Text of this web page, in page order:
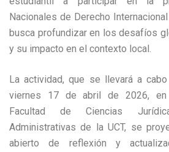
Nacionales de Derecho
busca profundizar en los desafíos
y su impacto en el contexto local.
La actividad, que se llevará a
viernes 17 de abril de 2026, en
Facultad de Ciencias
Administrativas de la UCT, se
abierto de reflexión y